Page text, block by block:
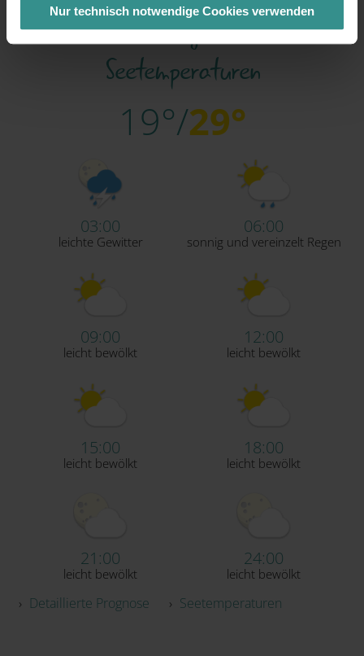
von Drittanbietern (auch in den USA) verwendet werden
ausschließlich pseudonymisiert. Weitere Details
betreffend Cookies und einer möglichen späteren
Datenschutzerklärung.
Nur technisch notwendige Cookies verwenden
Wetter, Prognose und
Seetemperaturen
19°/29°
03:00
leichte Gewitter
06:00
sonnig und vereinzelt Regen
09:00
leicht bewölkt
12:00
leicht bewölkt
15:00
leicht bewölkt
18:00
leicht bewölkt
21:00
leicht bewölkt
24:00
leicht bewölkt
› Detaillierte Prognose › Seetemperaturen